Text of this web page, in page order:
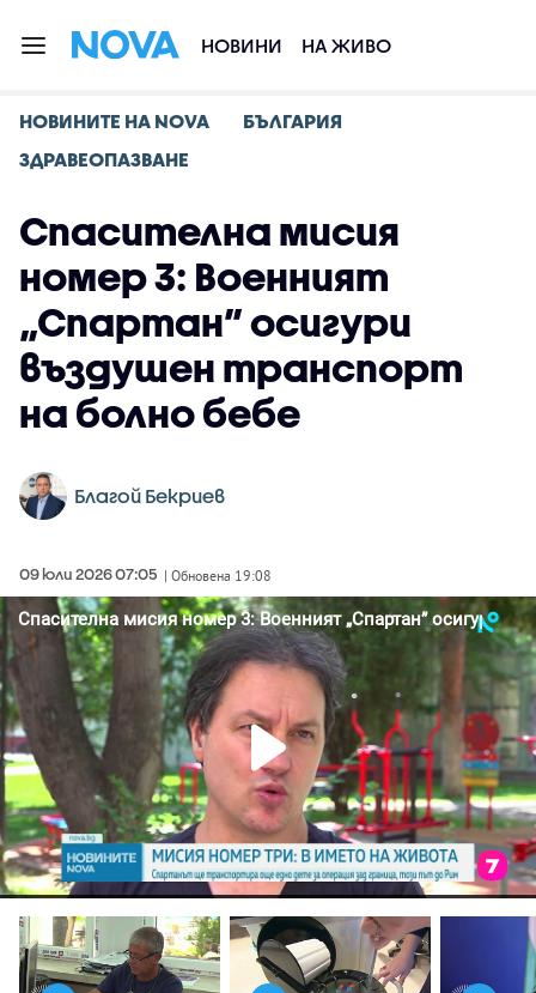
НОВИНИ НА ЖИВО
НОВИНИТЕ НА NOVA
БЪЛГАРИЯ
ЗДРАВЕОПАЗВАНЕ
Спасителна мисия
номер 3: Военният
„Спартан” осигури
въздушен транспорт
на болно бебе
Благой Бекриев
09 юли 2026 07:05 | Обновена 19:08